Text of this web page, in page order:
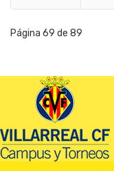
Página 69 de 89